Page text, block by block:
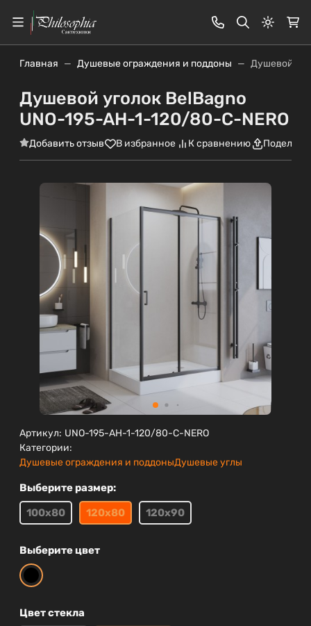
Главная Душевые ограждения и поддоны Душевой
Душевой уголок BelBagno
UNO-195-AH-1-120/80-C-NERO
Добавить отзыв В избранное К сравнению
Артикул: UNO-195-AH-1-120/80-C-NERO
Категории:
Душевые ограждения и поддоныДушевые углы
Выберите размер:
100х80
120х80 120х90
Выберите цвет
Цвет стекла